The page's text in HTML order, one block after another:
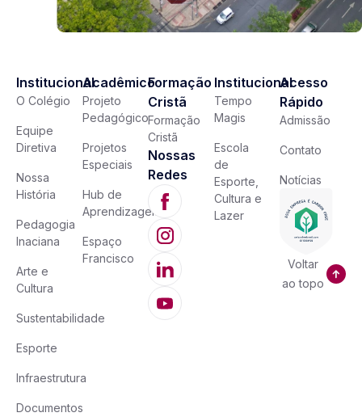
Institucional
O Colégio
Equipe
Diretiva
Nossa
História
Pedagogia
Inaciana
Arte e
Cultura
Sustentabilidade
Esporte
Infraestrutura
Documentos
Acadêmico
Projeto
Pedagógico
Projetos
Especiais
Hub de
Aprendizagem
Espaço
Francisco
Formação
Cristã
Formação
Cristã
Nossas
Redes
Institucional
Tempo
Magis
Escola
de
Esporte,
Cultura e
Lazer
Acesso
Rápido
Admissão
Contato
Notícias
Voltar
ao topo